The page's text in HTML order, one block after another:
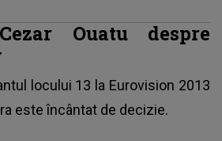
Ouatu despre
locului 13 la Eurovision 2013
este încântat de decizie.